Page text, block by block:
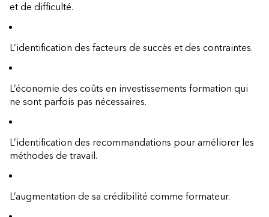
et de difficulté.
L’identification des facteurs de succès et des contraintes.
L’économie des coûts en investissements formation qui
ne sont parfois pas nécessaires.
L’identification des recommandations pour améliorer les
méthodes de travail.
L’augmentation de sa crédibilité comme formateur.